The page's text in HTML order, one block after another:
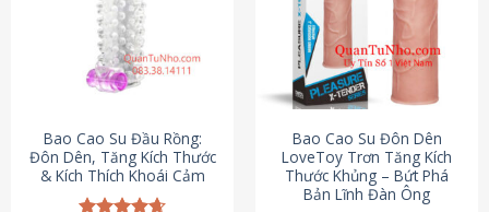
Các
tùy
chọn
có
chọn
trên
trang
Bao Cao Su Đầu Rồng:
Đôn Dên, Tăng Kích Thước
& Kích Thích Khoái Cảm
Bao Cao Su Đôn Dên
LoveToy Trơn Tăng Kích
Thước Khủng – Bứt Phá
Bản Lĩnh Đàn Ông